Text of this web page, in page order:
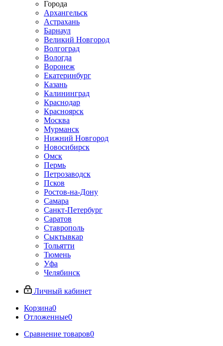
Города
Архангельск
Астрахань
Барнаул
Великий Новгород
Волгоград
Вологда
Воронеж
Екатеринбург
Казань
Калининград
Краснодар
Красноярск
Москва
Мурманск
Нижний Новгород
Новосибирск
Омск
Пермь
Петрозаводск
Псков
Ростов-на-Дону
Самара
Санкт-Петербург
Саратов
Ставрополь
Сыктывкар
Тольятти
Тюмень
Уфа
Челябинск
Личный кабинет
Корзина0
Отложенные0
Сравнение товаров0